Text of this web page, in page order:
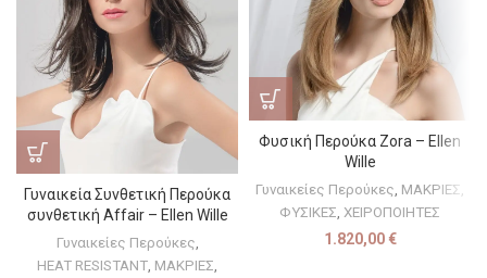
Γυναικεία Συνθετική Περούκα
συνθετική Affair – Ellen Wille
Γυναικείες Περούκες
HEAT RESISTANT ΜΑΚΡΙΕΣ
Φυσική Περούκα Zora – Ellen
Wille
Γυναικείες Περούκες ΜΑΚΡΙΕΣ
ΦΥΣΙΚΕΣ ΧΕΙΡΟΠΟΙΗΤΕΣ
1.820,00 €